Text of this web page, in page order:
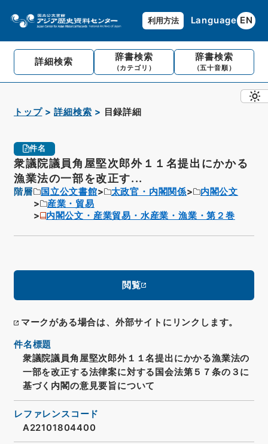
利用方法 Language EN
詳細検索 辞書検索
（カテゴリ）
辞書検索
（五十音順）
トップ 詳細検索 目録詳細
件名
衆議院議員角屋堅次郎外１１名提出にかかる
漁業法の一部を改正す...
階層 国立公文書館 太政官・内閣関係
内閣公文
産業・貿易
内閣公文・産業貿易・水産業・漁業・第２巻
閲覧
マークがある場合は、外部サイトにリンクします。
件名標題
衆議院議員角屋堅次郎外１１名提出にかかる漁業法の
一部を改正する法律案に対する国会法第５７条の３に
基づく内閣の意見要旨について
レファレンスコード
A22101804400